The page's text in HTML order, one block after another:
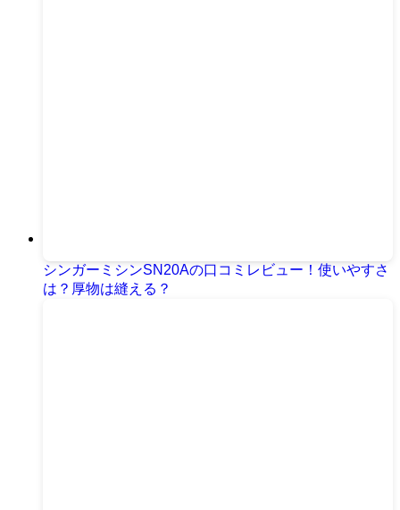
シンガーミシンSN20Aの口コミレビュー！使いやすさ
は？厚物は縫える？